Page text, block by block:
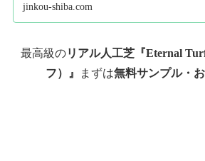
jinkou-shiba.com
最高級のリアル人工芝『Eternal
フ）』
まずは無料サンプル・